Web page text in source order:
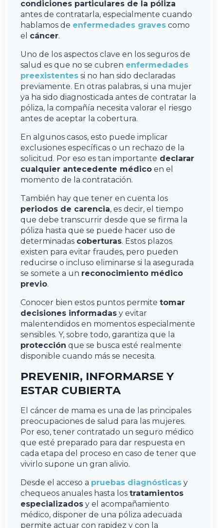
condiciones particulares de la póliza
antes de contratarla, especialmente cuando
hablamos de enfermedades graves como
el cáncer.
Uno de los aspectos clave en los seguros de
salud es que no se cubren enfermedades
preexistentes si no han sido declaradas
previamente. En otras palabras, si una mujer
ya ha sido diagnosticada antes de contratar la
póliza, la compañía necesita valorar el riesgo
antes de aceptar la cobertura.
En algunos casos, esto puede implicar
exclusiones específicas o un rechazo de la
solicitud. Por eso es tan importante declarar
cualquier antecedente médico en el
momento de la contratación.
También hay que tener en cuenta los
periodos de carencia, es decir, el tiempo
que debe transcurrir desde que se firma la
póliza hasta que se puede hacer uso de
determinadas coberturas. Estos plazos
existen para evitar fraudes, pero pueden
reducirse o incluso eliminarse si la asegurada
se somete a un reconocimiento médico
previo.
Conocer bien estos puntos permite tomar
decisiones informadas y evitar
malentendidos en momentos especialmente
sensibles. Y, sobre todo, garantiza que la
protección que se busca esté realmente
disponible cuando más se necesita.
PREVENIR, INFORMARSE Y
ESTAR CUBIERTA
El cáncer de mama es una de las principales
preocupaciones de salud para las mujeres.
Por eso, tener contratado un seguro médico
que esté preparado para dar respuesta en
cada etapa del proceso en caso de tener que
vivirlo supone un gran alivio.
Desde el acceso a pruebas diagnósticas y
chequeos anuales hasta los tratamientos
especializados y el acompañamiento
médico, disponer de una póliza adecuada
permite actuar con rapidez y con la